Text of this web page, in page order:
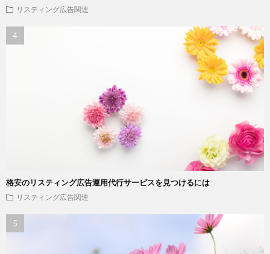
リスティング広告関連
格安のリスティング広告運用代行サービスを見つけるには
リスティング広告関連